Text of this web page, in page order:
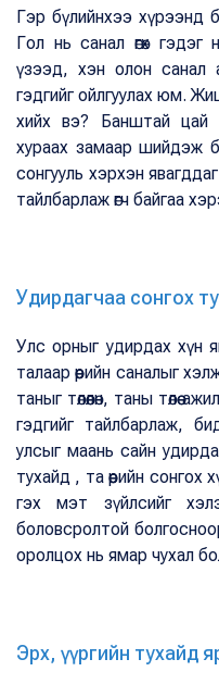
Гэр бүлийнхээ хүрээнд
Гол нь санал өгөх
үзээд, хэн олон санал
гэдгийг ойлгуулах юм.
хийх вэ? Банштай цай
хураах замаар шийдэж
сонгууль хэрхэн
тайлбарлаж өгч байгаа
Удирдагчаа сонгох
Улс орныг удирдах хүн
талаар өөрийн саналыг
таныг төлөөлөн, таны төлөө
гэдгийг тайлбарлаж,
улсыг маань сайн
тухайд , та өөрийн
гэх мэт зүйлсийг
боловсролтой
оролцох нь ямар чухал
Эрх, үүргийн тухайд